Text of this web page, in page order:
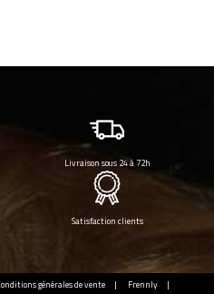
Livraison sous 24 à 72h
Satisfaction clients
générales de vente
Frennly